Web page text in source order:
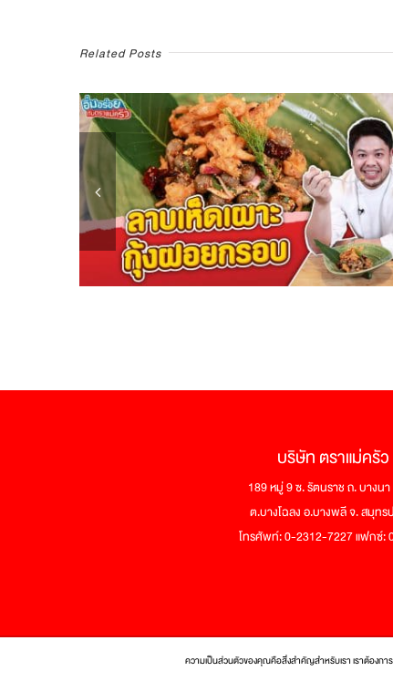
ความเป็นส่วนตัวของคุณคือสิ่งสำคัญสำหรับเรา เราต้องกา
Related Posts
บริษัท ตราแม่ครั
189 หมู่ 9 ซ. รัตนราช ถ. บางน
ต.บางโฉลง อ.บางพลี จ. สมุทร
โทรศัพท์: 0-2312-7227 แฟกซ์:
© 2017 Tra Maekrua Co., Ltd.